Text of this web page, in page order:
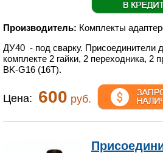
Производитель: Комплекты
ДУ40 - под сварку. Присоединители
комплекте 2 гайки, 2 переходника, 2
BK-G16 (16T).
Цена: 600 руб.